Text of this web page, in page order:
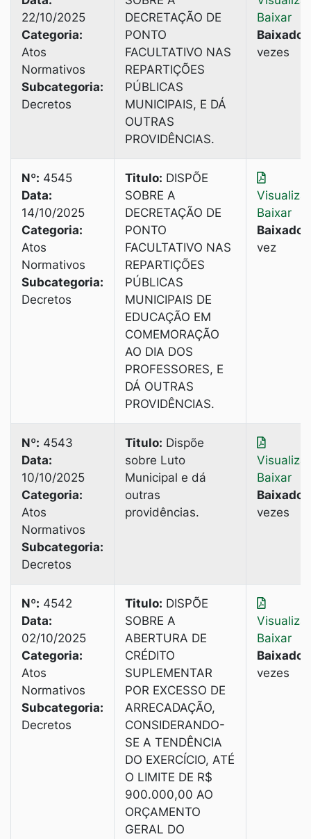
22/10/2025
Categoria:
Atos
Normativos
Subcategoria:
Decretos
DECRETAÇÃO DE
PONTO
FACULTATIVO NAS
REPARTIÇÕES
PÚBLICAS
MUNICIPAIS, E DÁ
OUTRAS
PROVIDÊNCIAS.
Baixar
Baixado:
vezes
Nº: 4545
Data:
14/10/2025
Categoria:
Atos
Normativos
Subcategoria:
Decretos
Titulo: DISPÕE
SOBRE A
DECRETAÇÃO DE
PONTO
FACULTATIVO NAS
REPARTIÇÕES
PÚBLICAS
MUNICIPAIS DE
EDUCAÇÃO EM
COMEMORAÇÃO
AO DIA DOS
PROFESSORES, E
DÁ OUTRAS
PROVIDÊNCIAS.
Baixar
Baixado:
vez
Nº: 4543
Data:
10/10/2025
Categoria:
Atos
Normativos
Subcategoria:
Decretos
Titulo: Dispõe
sobre Luto
Municipal e dá
outras
providências.
Baixar
Baixado:
vezes
Nº: 4542
Data:
02/10/2025
Categoria:
Atos
Normativos
Subcategoria:
Decretos
Titulo: DISPÕE
SOBRE A
ABERTURA DE
CRÉDITO
SUPLEMENTAR
POR EXCESSO DE
ARRECADAÇÃO,
CONSIDERANDO-
SE A TENDÊNCIA
DO EXERCÍCIO, ATÉ
O LIMITE DE R$
900.000,00 AO
ORÇAMENTO
GERAL DO
Baixar
Baixado:
vezes